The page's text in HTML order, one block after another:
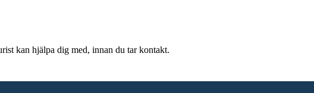
kan hjälpa dig med, innan du tar kontakt.